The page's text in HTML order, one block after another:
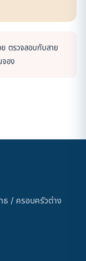
ตรวจสอบกับสาย
จอง
/ ครอบครัวต่าง